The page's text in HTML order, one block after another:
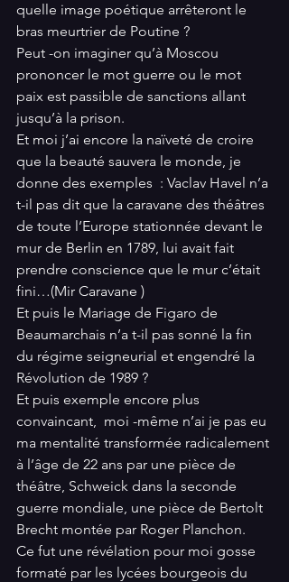
quelle image poétique arrêteront le
bras meurtrier de Poutine ?
Peut -on imaginer qu’à Moscou
prononcer le mot guerre ou le mot
paix est passible de sanctions allant
jusqu’à la prison.
Et moi j’ai encore la naïveté de croire
que la beauté sauvera le monde, je
donne des exemples  : Vaclav Havel n’a
t-il pas dit que la caravane des théâtres
de toute l’Europe stationnée devant le
mur de Berlin en 1789, lui avait fait
prendre conscience que le mur c’était
fini…(Mir Caravane )
Et puis le Mariage de Figaro de
Beaumarchais n’a t-il pas sonné la fin
du régime seigneurial et engendré la
Révolution de 1989 ?
Et puis exemple encore plus
convaincant,  moi -même n’ai je pas eu
ma mentalité transformée radicalement
à l’âge de 22 ans par une pièce de
théâtre, Schweick dans la seconde
guerre mondiale, une pièce de Bertolt
Brecht montée par Roger Planchon.
Ce fut une révélation pour moi gosse
formaté par les lycées bourgeois du